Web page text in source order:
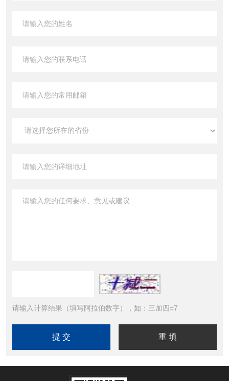
请输入计算结果（填写阿拉伯数字），如：三加四=7